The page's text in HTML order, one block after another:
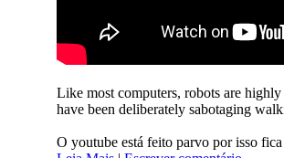
Like most computers, robots are
have been deliberately sabotaging
O youtube está feito parvo por isso